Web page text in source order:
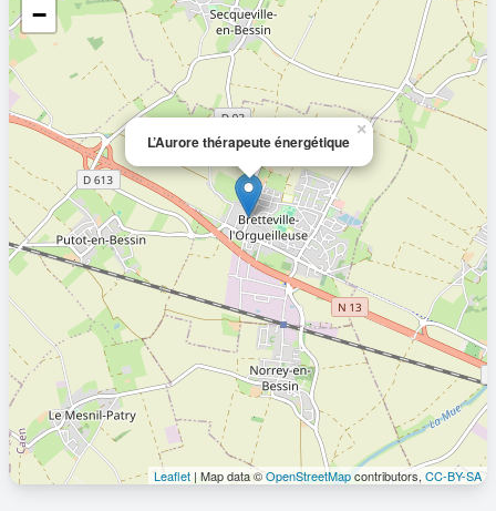
L’Aurore thérapeute énergétique
×
−
Leaflet | Map data ©OpenStreetMapcontributors, CC-BY-SA